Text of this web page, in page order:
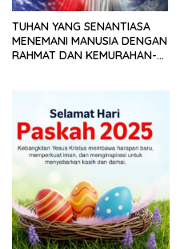
TUHAN YANG SENANTIASA
MENEMANI MANUSIA DENGAN
RAHMAT DAN KEMURAHAN-